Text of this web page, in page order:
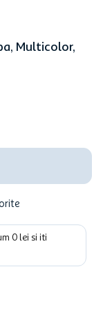
Multicolor,
0 lei si iti